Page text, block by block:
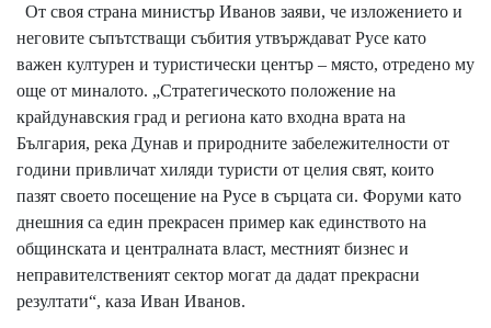
От своя страна министър Иванов заяви, че изложението и
неговите съпътстващи събития утвърждават Русе като
важен културен и туристически център – място, отредено му
още от миналото. „Стратегическото положение на
крайдунавския град и региона като входна врата на
България, река Дунав и природните забележителности от
години привличат хиляди туристи от целия свят, които
пазят своето посещение на Русе в сърцата си. Форуми като
днешния са един прекрасен пример как единството на
общинската и централната власт, местният бизнес и
неправителственият сектор могат да дадат прекрасни
резултати“, каза Иван Иванов.